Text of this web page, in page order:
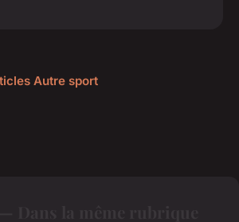
Autre sport